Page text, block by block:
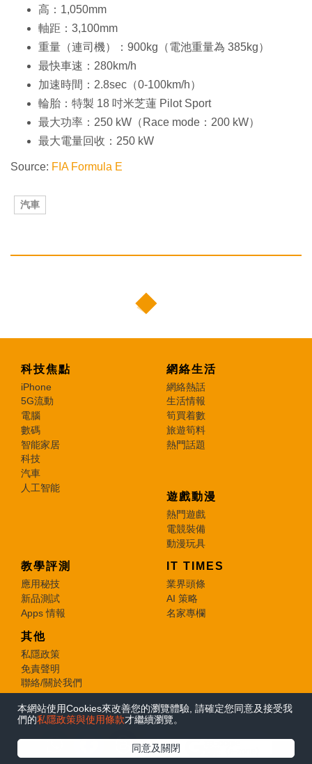
本網站使用Cookies來改善您的瀏覽體驗, 請確定您同意及接受我
們的私隱政策與使用條款才繼續瀏覽。
同意及關閉
高：1,050mm
軸距：3,100mm
重量（連司機）：900kg（電池重量為 385kg）
最快車速：280km/h
加速時間：2.8sec（0-100km/h）
輪胎：特製 18 吋米芝蓮 Pilot Sport
最大功率：250 kW（Race mode：200 kW）
最大電量回收：250 kW
Source: FIA Formula E
汽車
科技焦點
iPhone
5G流動
電腦
數碼
智能家居
科技
汽車
人工智能
網絡生活
網絡熱話
生活情報
筍買着數
旅遊筍料
熱門話題
遊戲動漫
熱門遊戲
電競裝備
動漫玩具
教學評測
應用秘技
新品測試
Apps 情報
IT TIMES
業界頭條
AI 策略
名家專欄
其他
私隱政策
免責聲明
聯絡/關於我們
© 2026 e-zone. All Rights Reserved.